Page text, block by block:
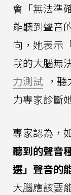
會「無法準
能聽到聲音
向，她表示
我的大腦無
力測試 ，
力專家診斷
專家認為，
聽到的聲音
選」聲音的
大腦應該要